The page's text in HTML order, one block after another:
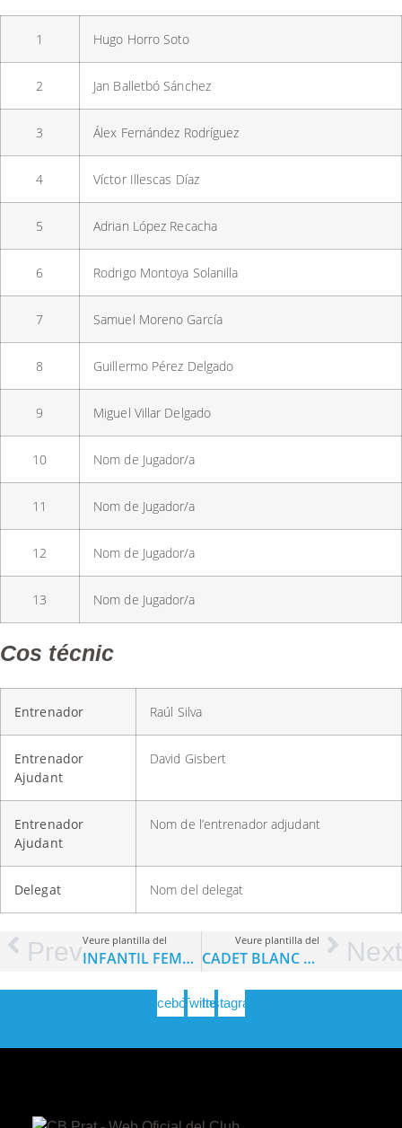
1 Hugo Horro Soto
2 Jan Balletbó Sánchez
3 Álex Fernández Rodríguez
4 Víctor Illescas Díaz
5 Adrian López Recacha
6 Rodrigo Montoya Solanilla
7 Samuel Moreno García
8 Guillermo Pérez Delgado
9 Miguel Villar Delgado
10 Nom de Jugador/a
11 Nom de Jugador/a
12 Nom de Jugador/a
13 Nom de Jugador/a
Cos técnic
Entrenador Raúl Silva
Entrenador
Ajudant
David Gisbert
Entrenador
Ajudant
Nom de l’entrenador adjudant
Delegat Nom del delegat
PrevVeure plantilla del
INFANTIL FEMENÍ
Veure plantilla del
CADET BLANC MASCULÍ Next
FacebookTwitterInstagram